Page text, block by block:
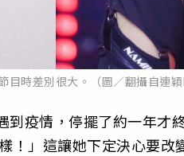
目時差別很大。（圖／翻攝自連穎
疫情，停擺了約一年才
！」這讓她下定決心要改